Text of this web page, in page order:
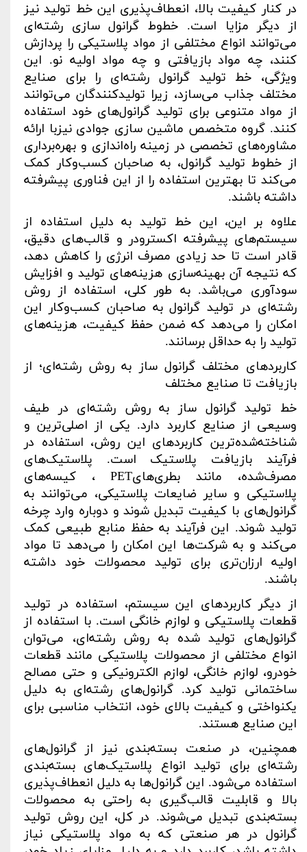
در کنار کیفیت بالا، انعطاف‌پذیری این خط تولید نیز
از دیگر مزایا است. خطوط گرانول سازی رشته‌ای
می‌توانند انواع مختلفی از مواد پلاستیکی را پردازش
کنند، چه مواد بازیافتی و چه مواد اولیه نو. این
ویژگی، خط تولید گرانول رشته‌ای را برای صنایع
مختلف جذاب می‌سازد، زیرا تولیدکنندگان می‌توانند
از مواد متنوعی برای تولید گرانول‌های خود استفاده
کنند. گروه متخصص ماشین سازی جوادی نیزبا ارائه
مشاوره‌های تخصصی در زمینه راه‌اندازی و بهره‌برداری
از خطوط تولید گرانول، به صاحبان کسب‌وکار کمک
می‌کند تا بهترین استفاده را از این فناوری پیشرفته
داشته باشند.
علاوه بر این، این خط تولید به دلیل استفاده از
سیستم‌های پیشرفته اکسترودر و قالب‌های دقیق،
قادر است تا حد زیادی مصرف انرژی را کاهش دهد،
که نتیجه آن بهینه‌سازی هزینه‌های تولید و افزایش
سودآوری می‌باشد. به طور کلی، استفاده از روش
رشته‌ای در تولید گرانول به صاحبان کسب‌وکار این
امکان را می‌دهد که ضمن حفظ کیفیت، هزینه‌های
تولید را به حداقل برسانند.
کاربردهای مختلف گرانول ساز به روش رشته‌ای؛ از
بازیافت تا صنایع مختلف
خط تولید گرانول ساز به روش رشته‌ای در طیف
وسیعی از صنایع کاربرد دارد. یکی از اصلی‌ترین و
شناخته‌شده‌ترین کاربردهای این روش، استفاده در
فرآیند بازیافت پلاستیک است. پلاستیک‌های
مصرف‌شده، مانند بطری‌هایPET، کیسه‌های
پلاستیکی و سایر ضایعات پلاستیکی، می‌توانند به
گرانول‌های با کیفیت تبدیل شوند و دوباره وارد چرخه
تولید شوند. این فرآیند به حفظ منابع طبیعی کمک
می‌کند و به شرکت‌ها این امکان را می‌دهد تا مواد
اولیه ارزان‌تری برای تولید محصولات خود داشته
باشند.
از دیگر کاربردهای این سیستم، استفاده در تولید
قطعات پلاستیکی و لوازم خانگی است. با استفاده از
گرانول‌های تولید شده به روش رشته‌ای، می‌توان
انواع مختلفی از محصولات پلاستیکی مانند قطعات
خودرو، لوازم خانگی، لوازم الکترونیکی و حتی مصالح
ساختمانی تولید کرد. گرانول‌های رشته‌ای به دلیل
یکنواختی و کیفیت بالای خود، انتخاب مناسبی برای
این صنایع هستند.
همچنین، در صنعت بسته‌بندی نیز از گرانول‌های
رشته‌ای برای تولید انواع پلاستیک‌های بسته‌بندی
استفاده می‌شود. این گرانول‌ها به دلیل انعطاف‌پذیری
بالا و قابلیت قالب‌گیری به راحتی به محصولات
بسته‌بندی تبدیل می‌شوند. در کل، این روش تولید
گرانول در هر صنعتی که به مواد پلاستیکی نیاز